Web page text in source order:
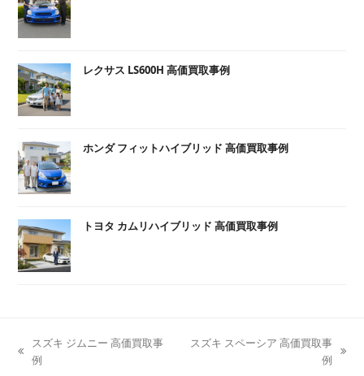
レクサス LS600H 高価買取事例
ホンダ フィットハイブリッド 高価買取事例
トヨタ カムリハイブリッド 高価買取事例
previous
スズキ ジムニー 高価買取事
例
スズキ スペーシア 高価買取事
例